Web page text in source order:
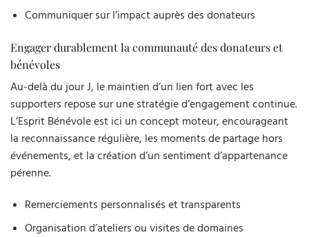
Communiquer sur l’impact auprès des donateurs
Engager durablement la communauté des donateurs et
bénévoles
Au-delà du jour J, le maintien d’un lien fort avec les
supporters repose sur une stratégie d’engagement continue.
L’Esprit Bénévole est ici un concept moteur, encourageant
la reconnaissance régulière, les moments de partage hors
événements, et la création d’un sentiment d’appartenance
pérenne.
Remerciements personnalisés et transparents
Organisation d’ateliers ou visites de domaines